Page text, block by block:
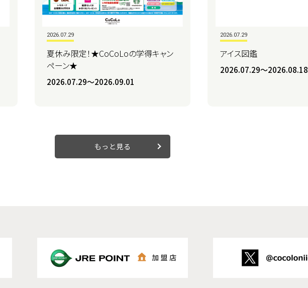
2026.07.29
夏休み限定！★CoCoLoの学得キャン
ペーン★
2026.07.29〜2026.09.01
2026.07.29
アイス図鑑
2026.07.29〜2026.08.18
もっと見る